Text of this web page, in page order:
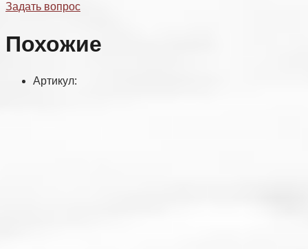
Задать вопрос
Похожие
Артикул: